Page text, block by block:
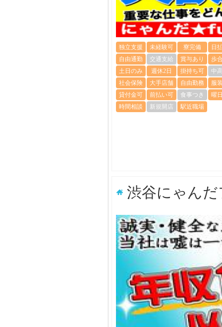
独立支援 未経験可 寮完備
日
自由通勤
交通支給 賞与あり
歩
土日のみ
週休2日 掛持ち可
中
社会保険
大手店舗 自由勤務
服
貸付金可
前払い可 食事つき
曜
時間相談
新規開店 駅近職場
渋谷にゃんだ